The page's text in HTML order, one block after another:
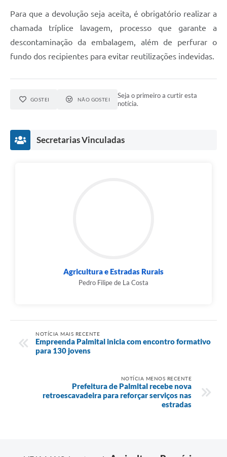
Para que a devolução seja aceita, é obrigatório realizar a
chamada tríplice lavagem, processo que garante a
descontaminação da embalagem, além de perfurar o
fundo dos recipientes para evitar reutilizações indevidas.
GOSTEI NÃO GOSTEI
Seja o primeiro a curtir esta
notícia.
Secretarias Vinculadas
Agricultura e Estradas Rurais
Pedro Filipe de La Costa
NOTÍCIA MAIS RECENTE
Empreenda Palmital inicia com encontro formativo
para 130 jovens
NOTÍCIA MENOS RECENTE
Prefeitura de Palmital recebe nova
retroescavadeira para reforçar serviços nas
estradas